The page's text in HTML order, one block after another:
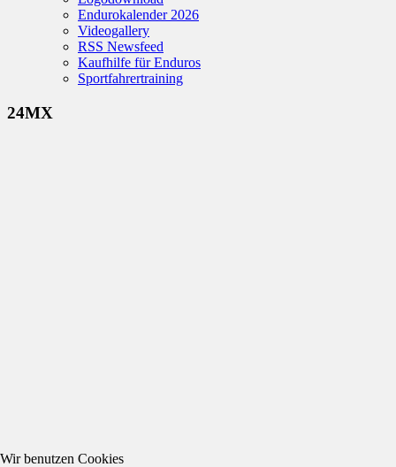
Endurokalender 2026
Videogallery
RSS Newsfeed
Kaufhilfe für Enduros
Sportfahrertraining
24MX
Wir benutzen Cookies